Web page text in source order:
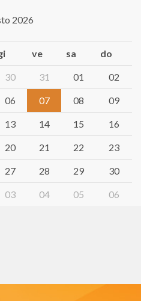
2026
ve sa do
30 31 01 02
06 07 08 09
13 14 15 16
20 21 22 23
27 28 29 30
03 04 05 06